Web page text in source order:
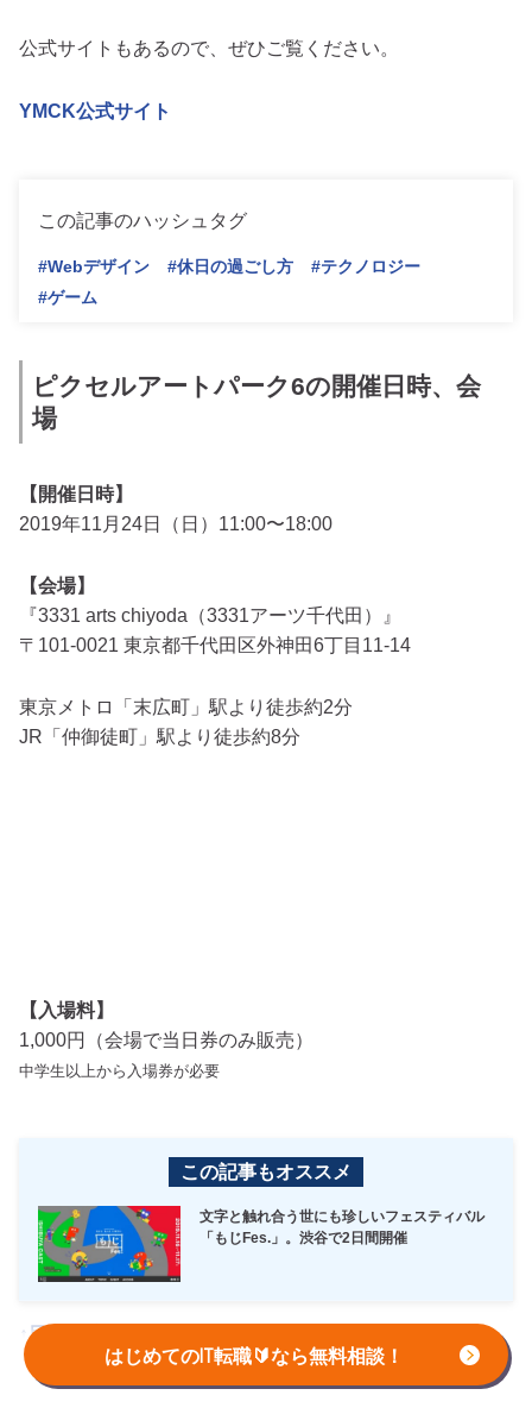
はじめてのIT転職🔰なら無料相談！
公式サイトもあるので、ぜひご覧ください。
YMCK公式サイト
この記事のハッシュタグ
#Webデザイン #休日の過ごし方
#テクノロジー
#ゲーム
ピクセルアートパーク6の開催日時、会
場
【開催日時】
2019年11月24日（日）11:00〜18:00
【会場】
『3331 arts chiyoda（3331アーツ千代田）』
〒101-0021 東京都千代田区外神田6丁目11-14
東京メトロ「末広町」駅より徒歩約2分
JR「仲御徒町」駅より徒歩約8分
【入場料】
1,000円（会場で当日券のみ販売）
中学生以上から入場券が必要
この記事もオススメ
文字と触れ合う世にも珍しいフェスティバル
「もじFes.」。渋谷で2日間開催
↑目次へ戻る